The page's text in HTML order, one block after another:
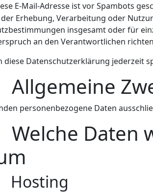
E-Mail-Adresse ist vor Spambots
der Erhebung, Verarbeitung oder
insgesamt oder für
an den Verantwortlichen
diese Datenschutzerklärung jederzeit
personenbezogene Daten
Daten